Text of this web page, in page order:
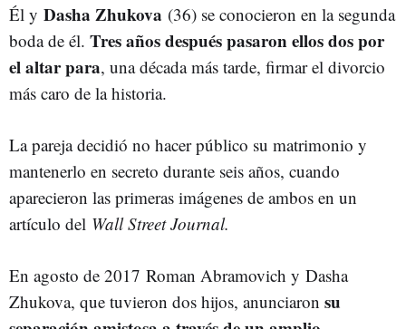
Él y Dasha Zhukova (36) se conocieron en la segunda
boda de él. Tres años después pasaron ellos dos por
el altar para, una década más tarde, firmar el divorcio
más caro de la historia.
La pareja decidió no hacer público su matrimonio y
mantenerlo en secreto durante seis años, cuando
aparecieron las primeras imágenes de ambos en un
artículo del Wall Street Journal.
En agosto de 2017 Roman Abramovich y Dasha
Zhukova, que tuvieron dos hijos, anunciaron su